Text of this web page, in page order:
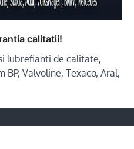
calitatii!
lubrefianti de calitate,
BP, Valvoline, Texaco, Aral,